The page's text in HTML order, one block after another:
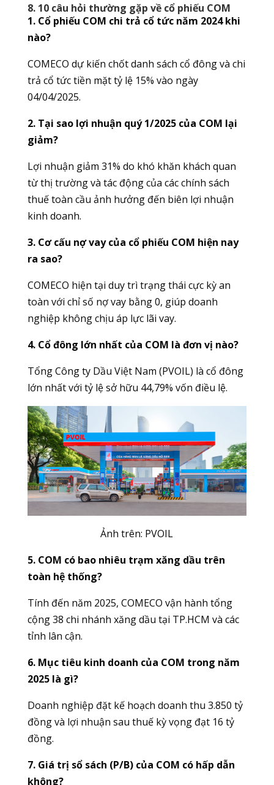
8. 10 câu hỏi thường gặp về cổ phiếu COM
1. Cổ phiếu COM chi trả cổ tức năm 2024 khi
nào?
COMECO dự kiến chốt danh sách cổ đông và chi
trả cổ tức tiền mặt tỷ lệ 15% vào ngày
04/04/2025.
2. Tại sao lợi nhuận quý 1/2025 của COM lại
giảm?
Lợi nhuận giảm 31% do khó khăn khách quan
từ thị trường và tác động của các chính sách
thuế toàn cầu ảnh hưởng đến biên lợi nhuận
kinh doanh.
3. Cơ cấu nợ vay của cổ phiếu COM hiện nay
ra sao?
COMECO hiện tại duy trì trạng thái cực kỳ an
toàn với chỉ số nợ vay bằng 0, giúp doanh
nghiệp không chịu áp lực lãi vay.
4. Cổ đông lớn nhất của COM là đơn vị nào?
Tổng Công ty Dầu Việt Nam (PVOIL) là cổ đông
lớn nhất với tỷ lệ sở hữu 44,79% vốn điều lệ.
Ảnh trên: PVOIL
5. COM có bao nhiêu trạm xăng dầu trên
toàn hệ thống?
Tính đến năm 2025, COMECO vận hành tổng
cộng 38 chi nhánh xăng dầu tại TP.HCM và các
tỉnh lân cận.
6. Mục tiêu kinh doanh của COM trong năm
2025 là gì?
Doanh nghiệp đặt kế hoạch doanh thu 3.850 tỷ
đồng và lợi nhuận sau thuế kỳ vọng đạt 16 tỷ
đồng.
7. Giá trị sổ sách (P/B) của COM có hấp dẫn
không?